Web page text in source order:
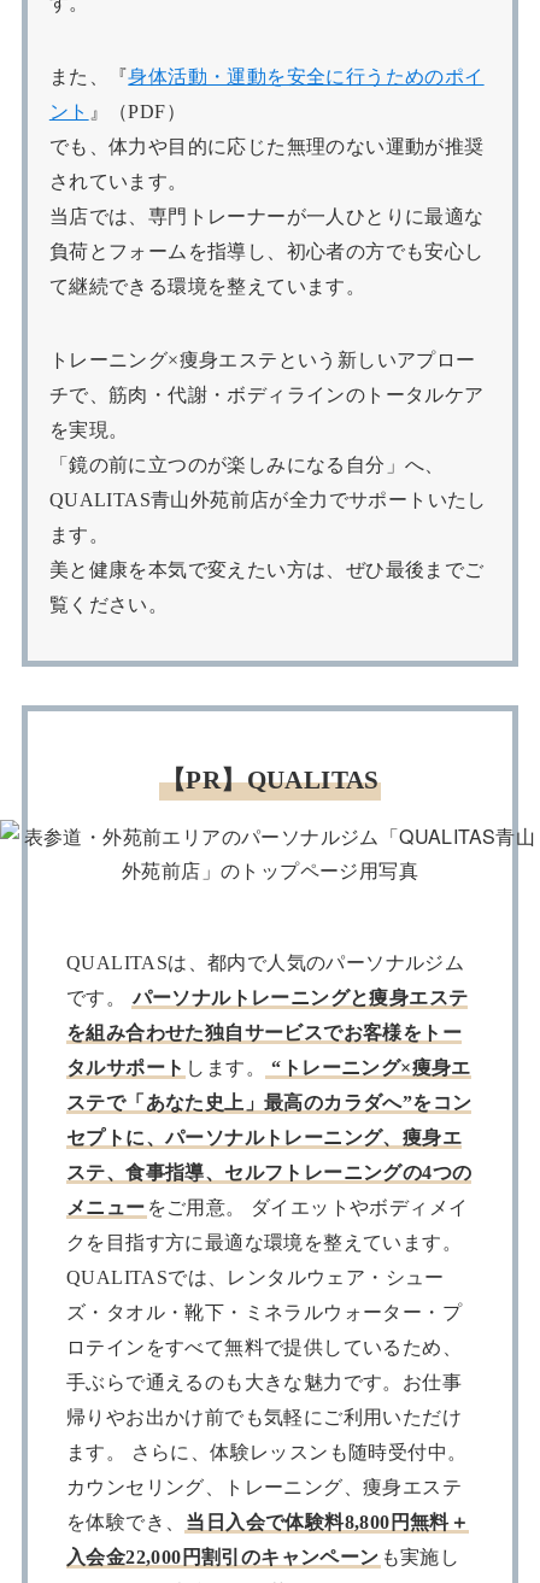
また、『身体活動・運動を安全に行うためのポイ
ント 』（PDF）
でも、体力や目的に応じた無理のない運動が推奨
されています。
当店では、専門トレーナーが一人ひとりに最適な
負荷とフォームを指導し、初心者の方でも安心し
て継続できる環境を整えています。
トレーニング×痩身エステという新しいアプロー
チで、筋肉・代謝・ボディラインのトータルケア
を実現。
「鏡の前に立つのが楽しみになる自分」へ、
QUALITAS青山外苑前店が全力でサポートいたし
ます。
美と健康を本気で変えたい方は、ぜひ最後までご
覧ください。
【PR】QUALITAS
QUALITASは、都内で人気のパーソナルジム
です。 パーソナルトレーニングと痩身エステ
を組み合わせた独自サービスでお客様をトー
タルサポート します。
“トレーニング×痩身エ
ステで「あなた史上」最高のカラダへ”をコン
セプトに、パーソナルトレーニング、痩身エ
ステ、食事指導、セルフトレーニングの4つの
メニュー をご用意。 ダイエットやボディメイ
クを目指す方に最適な環境を整えています。
QUALITASでは、レンタルウェア・シュー
ズ・タオル・靴下・ミネラルウォーター・プ
ロテインをすべて無料で提供しているため、
手ぶらで通えるのも大きな魅力です。お仕事
帰りやお出かけ前でも気軽にご利用いただけ
ます。 さらに、体験レッスンも随時受付中。
カウンセリング、トレーニング、痩身エステ
を体験でき、 当日入会で体験料8,800円無料＋
入会金22,000円割引のキャンペーン も実施し